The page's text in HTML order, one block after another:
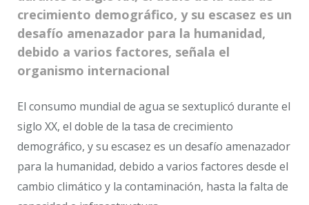
crecimiento demográfico, y su escasez es un
desafío amenazador para la humanidad,
debido a varios factores, señala el
organismo internacional
El consumo mundial de agua se sextuplicó durante el
siglo XX, el doble de la tasa de crecimiento
demográfico, y su escasez es un desafío amenazador
para la humanidad, debido a varios factores desde el
cambio climático y la contaminación, hasta la falta de